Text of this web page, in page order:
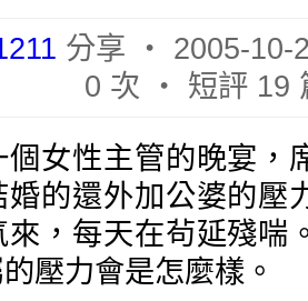
分享 ‧ 2005-
0 次 ‧ 短評 19
個女性主管的晚宴，
婚的還外加公婆的壓
來，每天在茍延殘喘
壓力會是怎麼樣。